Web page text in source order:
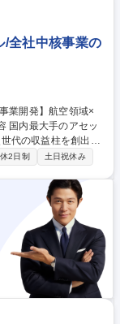
件、海外案件（ベト
、M&Aプロジェクト
組織で経営陣との距
した海外出張有/3ヶ
/全社中核事業の
代の収益柱を創出し
ー選定、事業化後の
国内外・社内外関係
大■事業運営（必要に
2日制 土日祝休み